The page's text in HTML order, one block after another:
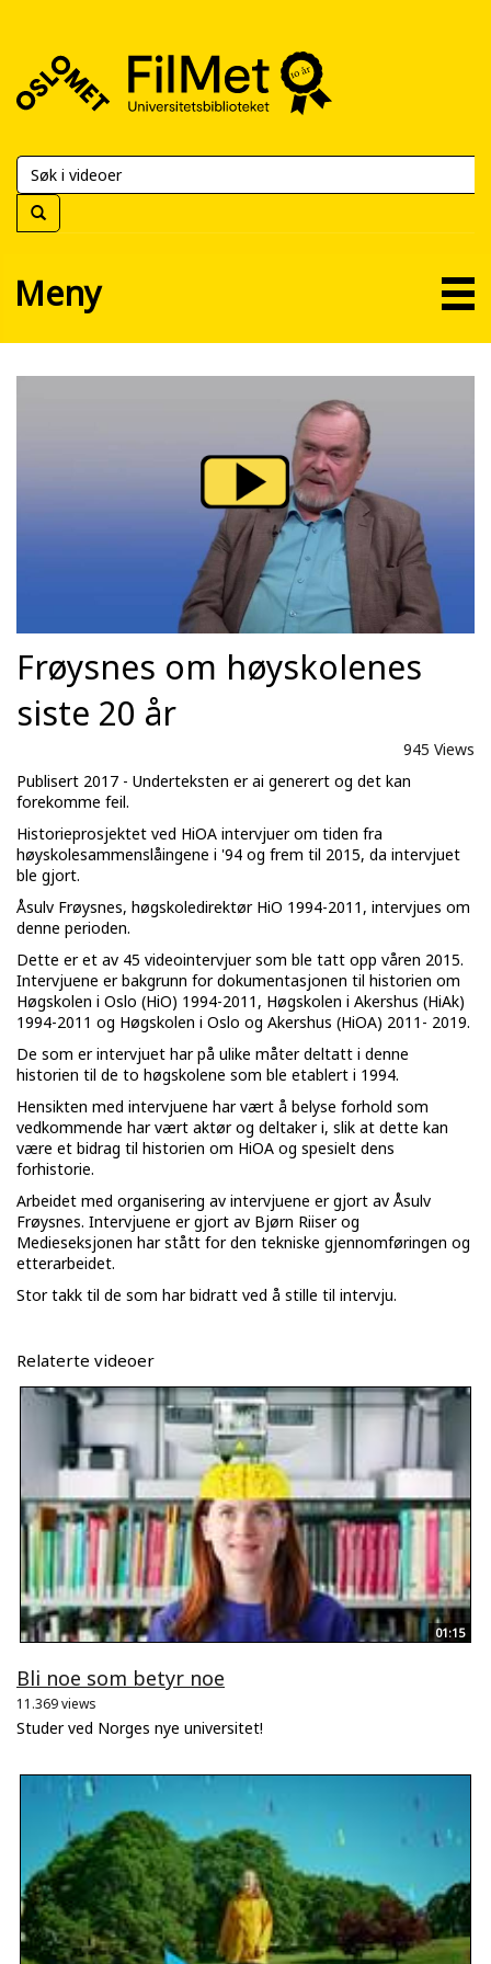
FilMet
Universitetsbiblioteket
Meny
Frøysnes om høyskolenes
siste 20 år
945 Views
Publisert 2017 - Underteksten er ai generert og det kan
forekomme feil.
Historieprosjektet ved HiOA intervjuer om tiden fra
høyskolesammenslåingene i '94 og frem til 2015, da intervjuet
ble gjort.
Åsulv Frøysnes, høgskoledirektør HiO 1994-2011, intervjues om
denne perioden.
Dette er et av 45 videointervjuer som ble tatt opp våren 2015.
Intervjuene er bakgrunn for dokumentasjonen til historien om
Høgskolen i Oslo (HiO) 1994-2011, Høgskolen i Akershus (HiAk)
1994-2011 og Høgskolen i Oslo og Akershus (HiOA) 2011- 2019.
De som er intervjuet har på ulike måter deltatt i denne
historien til de to høgskolene som ble etablert i 1994.
Hensikten med intervjuene har vært å belyse forhold som
vedkommende har vært aktør og deltaker i, slik at dette kan
være et bidrag til historien om HiOA og spesielt dens
forhistorie.
Arbeidet med organisering av intervjuene er gjort av Åsulv
Frøysnes. Intervjuene er gjort av Bjørn Riiser og
Medieseksjonen har stått for den tekniske gjennomføringen og
etterarbeidet.
Stor takk til de som har bidratt ved å stille til intervju.
Relaterte videoer
01:15
Bli noe som betyr noe
11.369 views
Studer ved Norges nye universitet!